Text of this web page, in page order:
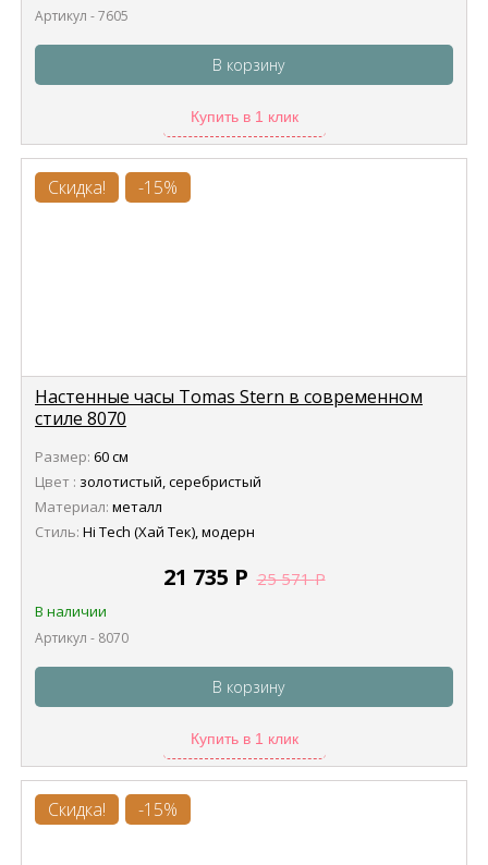
Артикул - 7605
В корзину
Купить в 1 клик
Скидка! -15%
Настенные часы Tomas Stern в современном
стиле 8070
Размер: 60 см
Цвет : золотистый, серебристый
Материал: металл
Стиль: Hi Tech (Хай Тек), модерн
21 735 Р 25 571Р
В наличии
Артикул - 8070
В корзину
Купить в 1 клик
Скидка! -15%